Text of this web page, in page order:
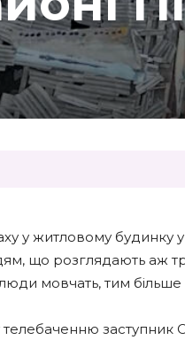
у житловому будинку
що розглядають аж
люди мовчать, тим
заступник